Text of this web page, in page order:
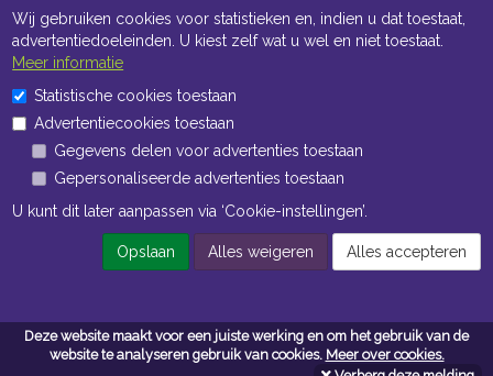
Deze website maakt voor een juiste werking en om het gebruik van de
website te analyseren gebruik van cookies. Meer over cookies.
Openingstijden Kantoor
ma t/m vr 8:30 uur tot 17:00 uur
Openingstijden Magazijn
ma t/m vr 7:00 uur tot 16:30 uur
Algemene voorwaarden
Wij gebruiken cookies voor statistieken en, indien u dat toestaat,
advertentiedoeleinden. U kiest zelf wat u wel en niet toestaat.
Meer informatie
Statistische cookies toestaan
Advertentiecookies toestaan
Gegevens delen voor advertenties toestaan
Gepersonaliseerde advertenties toestaan
U kunt dit later aanpassen via ‘Cookie-instellingen’.
Opslaan Alles weigeren Alles accepteren